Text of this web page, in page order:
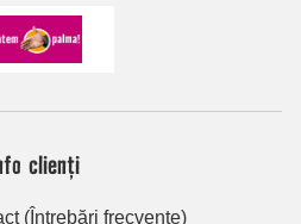
clienți
(Întrebări frecvente)